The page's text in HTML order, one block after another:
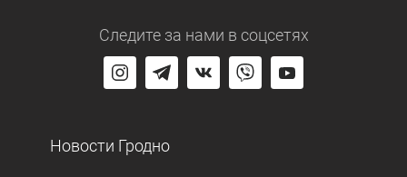
Следите за нами в соцсетях
Новости Гродно